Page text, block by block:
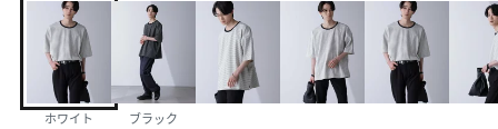
ホワイト ブラック